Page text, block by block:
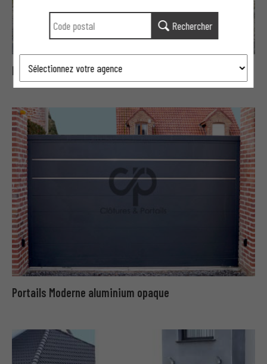
Portails Moderne aluminium aéré
Portails Moderne aluminium opaque
Rechercher